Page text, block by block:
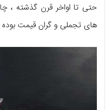
حتی تا اواخر قرن گذشته ،
های تجملی و گران‌ قیمت